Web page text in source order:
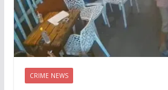
CRIME NEWS